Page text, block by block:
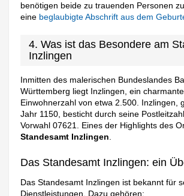
benötigen beide zu trauenden Personen
eine beglaubigte Abschrift aus dem
4. Was ist das Besondere am
Inzlingen
Inmitten des malerischen Bundeslandes
Württemberg liegt Inzlingen, ein
Einwohnerzahl von etwa 2.500. Inzlingen,
Jahr 1150, besticht durch seine
Vorwahl 07621. Eines der Highlights des
Standesamt Inzlingen.
Das Standesamt Inzlingen: ein
Das Standesamt Inzlingen ist bekannt für
Dienstleistungen. Dazu gehören: